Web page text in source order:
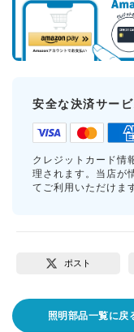
安全な決済サー
クレジットカード情
理されます。当店が
てご利用いただけま
ポスト
照明部品一覧に戻